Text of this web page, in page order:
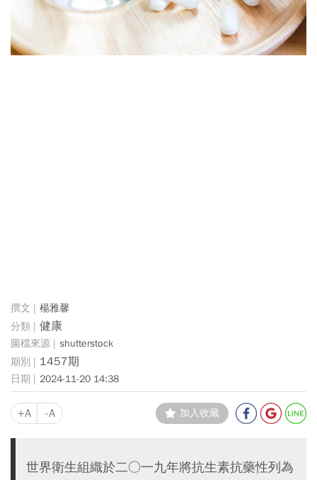
楊雅馨
健康
shutterstock
1457期
2024-11-20 14:38
+A -A 加入收藏
世界衛生組織於二○一九年將抗生素抗藥性列為